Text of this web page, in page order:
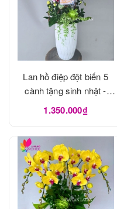
Lan hồ điệp đột biến 5
cành tặng sinh nhật -
LHD963
1.350.000₫